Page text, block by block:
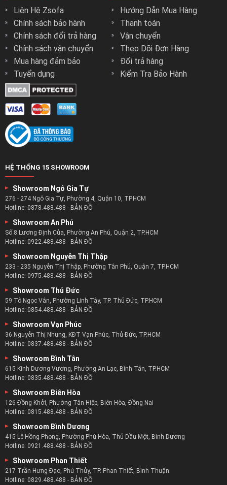
Liên Hệ Zsofa
Chính sách bảo hành
Chính sách đổi trả hàng
Chính sách vận chuyển
Mua hàng đảm bảo
Tuyển dụng
Hướng Dẫn Mua Hàng
Thanh toán
Vận chuyển
Theo Dõi Đơn Hàng
Đổi trả hàng
Kiểm Tra Bảo Hành
HỆ THỐNG 15 SHOWROOM
Showroom Ngô Gia Tự
276 - 274 Ngô Gia Tự, Phường 4, Quận 10, TP.HCM
Hotline: 0878.488.488 - BẢN ĐỒ
Showroom An Phú
Số 8 Lương Định Của, Phường An Phú, Quận 2, TP.HCM
Hotline: 0922.488.488 - BẢN ĐỒ
Showroom Nguyễn Thị Thập
233 - 235 Nguyễn Thị Thập, Phường Tân Phú, Quận 7, TP.HCM
Hotline: 0975.488.488 - BẢN ĐỒ
Showroom Thủ Đức
59 Tô Ngọc Vân, Phường Linh Tây, TP. Thủ Đức, TP.HCM
Hotline: 0854.488.488 - BẢN ĐỒ
Showroom Vạn Phúc
36 Nguyễn Thị Nhung, KĐT Vạn Phúc, Thủ Đức, TP.HCM
Hotline: 0837.488.488 - BẢN ĐỒ
Showroom Bình Tân
615 Kinh Dương Vương, Phường An Lạc, Bình Tân, TP.HCM
Hotline: 0835.488.488 - BẢN ĐỒ
Showroom Biên Hòa
126 Đồng Khởi, Phường Tân Hiệp, Biên Hòa, Đồng Nai
Hotline: 0815.488.488 - BẢN ĐỒ
Showroom Bình Dương
415 Lê Hồng Phong, Phường Phú Hòa, Thủ Dầu Một, Bình Dương
Hotline: 0921.488.488 - BẢN ĐỒ
Showroom Phan Thiết
217 Trần Hưng Đạo, Phú Thủy, TP. Phan Thiết, Bình Thuận
Hotline: 0829.488.488 - BẢN ĐỒ